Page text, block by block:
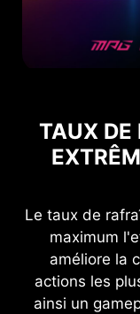
TAUX DE
Le taux de
maximum
améliore la
actions les
ainsi un